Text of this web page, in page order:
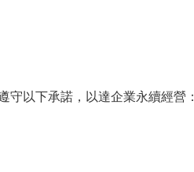
守以下承諾，以達企業永續經營：